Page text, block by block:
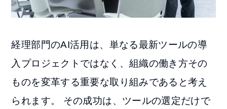
経理部門のAI活用は、単なる最新ツールの導
入プロジェクトではなく、組織の働き方その
ものを変革する重要な取り組みであると考え
られます。 その成功は、ツールの選定だけで